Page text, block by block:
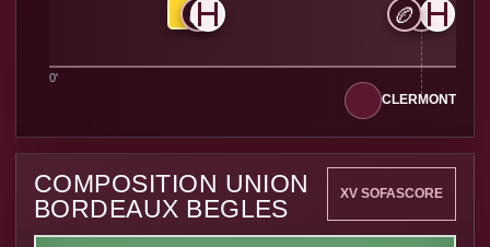
🏉 •
🏉
CLERMONT
COMPOSITION UNION
BORDEAUX BEGLES
XV SOFASCORE